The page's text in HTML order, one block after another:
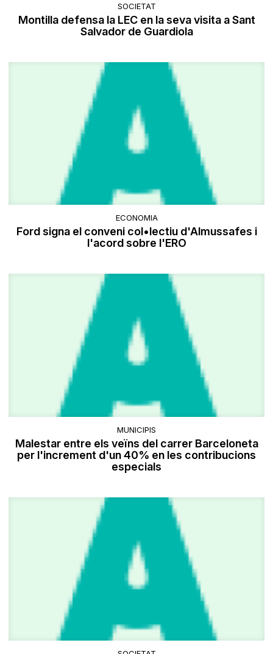
SOCIETAT
Montilla defensa la LEC en la seva visita a Sant
Salvador de Guardiola
ECONOMIA
Ford signa el conveni col•lectiu d'Almussafes i
l'acord sobre l'ERO
MUNICIPIS
Malestar entre els veïns del carrer Barceloneta
per l'increment d'un 40% en les contribucions
especials